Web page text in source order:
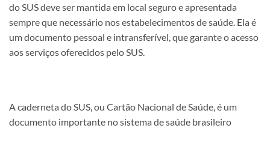
do SUS deve ser mantida em local seguro e apresentada
sempre que necessário nos estabelecimentos de saúde. Ela é
um documento pessoal e intransferível, que garante o acesso
aos serviços oferecidos pelo SUS.
A caderneta do SUS, ou Cartão Nacional de Saúde, é um
documento importante no sistema de saúde brasileiro